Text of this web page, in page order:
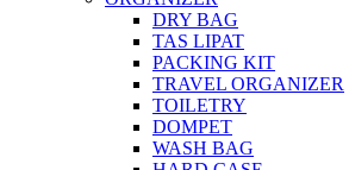
DRY BAG
TAS LIPAT
PACKING KIT
TRAVEL ORGANIZER
TOILETRY
DOMPET
WASH BAG